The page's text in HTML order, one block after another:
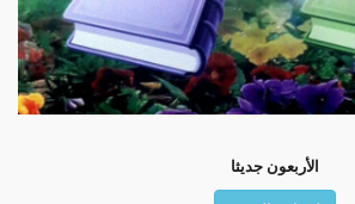
الأربعون جديثا